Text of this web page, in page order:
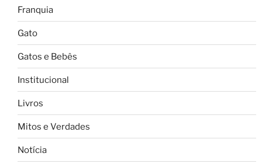
Franquia
Gato
Gatos e Bebês
Institucional
Livros
Mitos e Verdades
Notícia